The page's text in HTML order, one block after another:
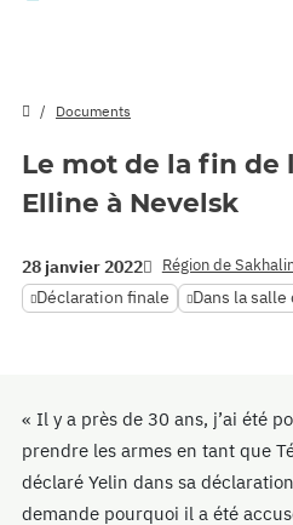
Documents
Le mot de la fin de
Elline à Nevelsk
28 janvier 2022 Région de
Déclaration finale Dans la salle
« Il y a près de 30 ans, j’ai été
prendre les armes en tant que
déclaré Yelin dans sa
demande pourquoi il a été